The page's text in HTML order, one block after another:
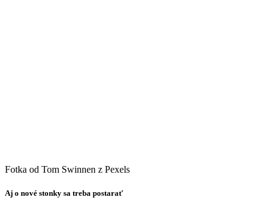
Fotka od Tom Swinnen z Pexels
Aj o nové stonky sa treba postarať